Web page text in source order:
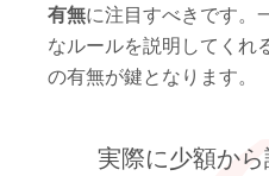
有無に注目すべきです。
なルールを説明してくれ
の有無が鍵となります。
実際に少額か